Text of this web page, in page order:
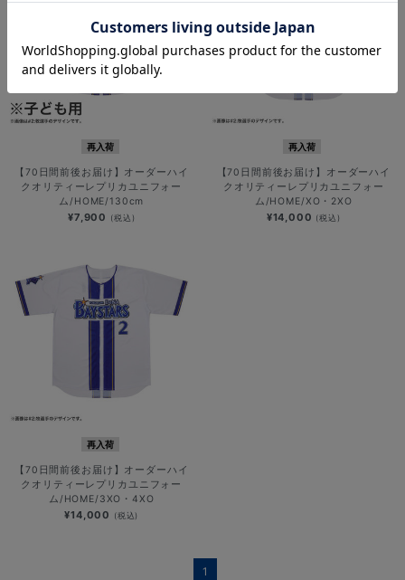
再入荷
【70日間前後お届け】オーダーハイ
クオリティーレプリカユニフォー
ム/HOME/130cm
¥7,900 (税込)
再入荷
【70日間前後お届け】オーダーハイ
クオリティーレプリカユニフォー
ム/HOME/XO・2XO
¥14,000 (税込)
再入荷
【70日間前後お届け】オーダーハイ
クオリティーレプリカユニフォー
ム/HOME/3XO・4XO
¥14,000 (税込)
1